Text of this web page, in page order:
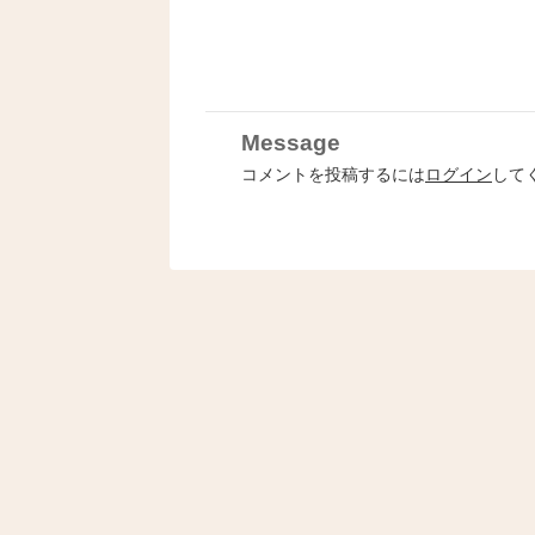
Message
コメントを投稿するにはログイン して